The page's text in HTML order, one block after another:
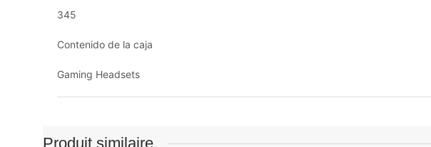
345
Contenido de la caja
Gaming Headsets
Produit similaire